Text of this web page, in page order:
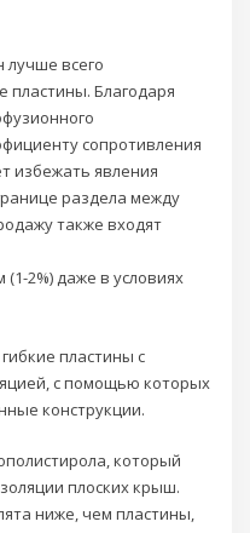
лучше всего
Благодаря
сопротивления
избежать явления
раздела между
также входят
2%) даже в условиях
пластины с
с помощью которых
конструкции.
который
плоских крыш.
ниже, чем пластины,